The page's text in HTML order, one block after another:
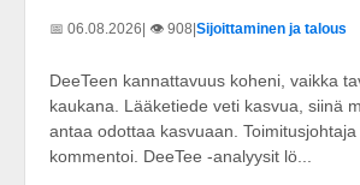
📅 06.08.2026 | 👁️ 908 Sijoittaminen ja talous
DeeTeen kannattavuus koheni, vaikka
kaukana. Lääketiede veti kasvua, siinä
antaa odottaa kasvuaan.
kommentoi. DeeTee -analyysit lö...